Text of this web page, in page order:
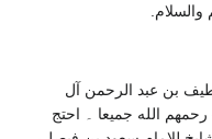
بن عبد الرحمن آل
الله جميعا ۔ احتج